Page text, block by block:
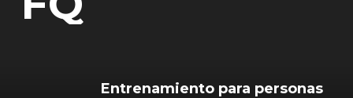
Entrenamiento para personas